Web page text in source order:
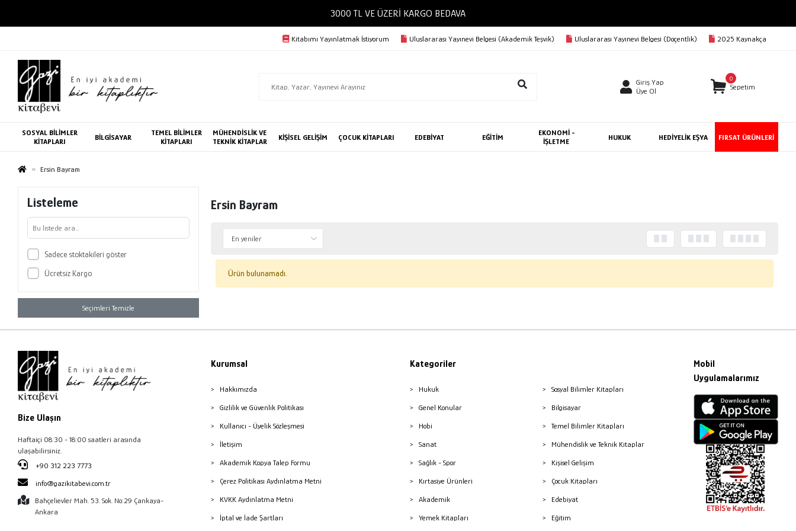
3000 TL VE ÜZERİ KARGO BEDAVA
Kitabımı Yayınlatmak İstiyorum Uluslararası Yayınevi Belgesi (Akademik Teşvik) Uluslararası Yayınevi Belgesi (Doçentlik) 2025 Kaynakça
Giriş Yap
Üye Ol
0
Sepetim
SOSYAL BİLİMLER
KİTAPLARI
BİLGİSAYAR
TEMEL BİLİMLER
KİTAPLARI
MÜHENDİSLİK VE
TEKNİK KİTAPLAR
KİŞİSEL GELİŞİM ÇOCUK KİTAPLARI EDEBİYAT EĞİTİM
EKONOMİ -
İŞLETME
HUKUK HEDİYELİK EŞYA FIRSAT ÜRÜNLERİ
Ersin Bayram
Listeleme
Sadece stoktakileri göster
Ücretsiz Kargo
Seçimleri Temizle
Ersin Bayram
Ürün bulunamadı.
Bize Ulaşın
Haftaiçi 08:30 - 18:00 saatleri arasında
ulaşabilirsiniz.
+90 312 223 7773
info@gazikitabevi.com.tr
Bahçelievler Mah. 53. Sok. No:29 Çankaya-
Ankara
Kurumsal
Hakkımızda
Gizlilik ve Güvenlik Politikası
Kullanıcı - Üyelik Sözleşmesi
İletişim
Akademik Kopya Talep Formu
Çerez Politikası Aydınlatma Metni
KVKK Aydınlatma Metni
İptal ve İade Şartları
Kategoriler
Hukuk
Genel Konular
Hobi
Sanat
Sağlık - Spor
Kırtasiye Ürünleri
Akademik
Yemek Kitapları
Sosyal Bilimler Kitapları
Bilgisayar
Temel Bilimler Kitapları
Mühendislik ve Teknik Kitaplar
Kişisel Gelişim
Çocuk Kitapları
Edebiyat
Eğitim
Mobil
Uygulamalarımız